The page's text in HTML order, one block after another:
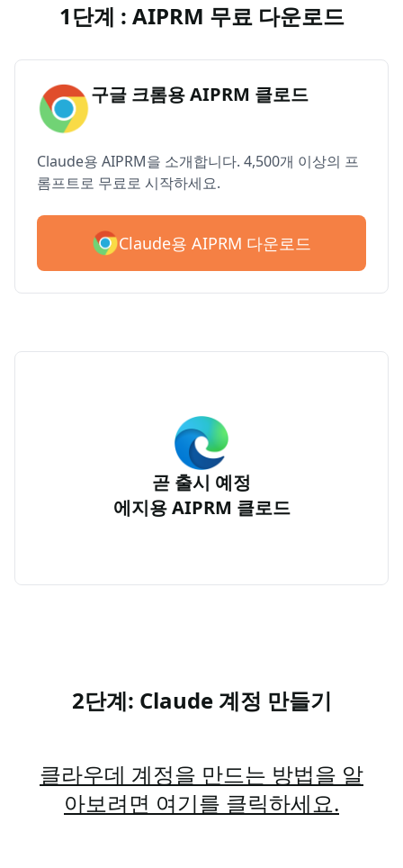
1단계 : AIPRM 무료 다운로드
구글 크롬용 AIPRM 클로드
Claude용 AIPRM을 소개합니다. 4,500개 이상의 프
롬프트로 무료로 시작하세요.
Claude용 AIPRM 다운로드
곧 출시 예정
에지용 AIPRM 클로드
2단계: Claude 계정 만들기
클라우데 계정을 만드는 방법을 알
아보려면 여기를 클릭하세요.